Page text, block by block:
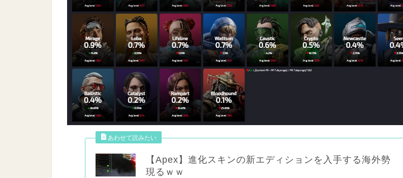
【Apex】進化スキンの新エディションを入手する海外勢
現るｗｗ